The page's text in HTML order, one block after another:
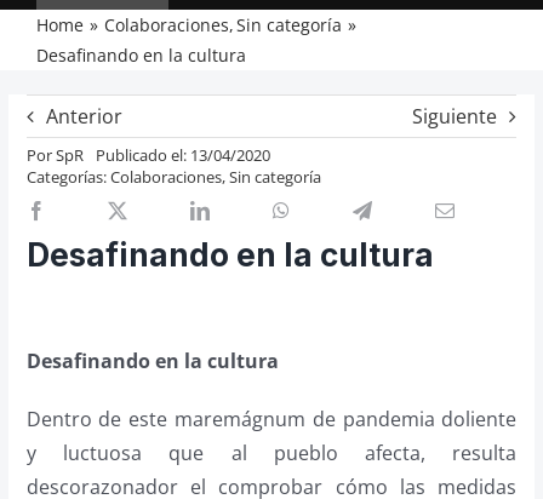
Actual
Artículos
Crítica
Previos de ópera
Entrevistas
Recomendación
Cosas de Beckmesser
Home Colaboraciones Sin categoría
Desafinando en la cultura
Anterior Siguiente
PorSpR
Publicado el: 13/04/2020
Categorías:Colaboraciones,Sin categoría
Desafinando en la cultura
Desafinando en la cultura
Dentro de este maremágnum de pandemia doliente
y luctuosa que al pueblo afecta, resulta
descorazonador el comprobar cómo las medidas